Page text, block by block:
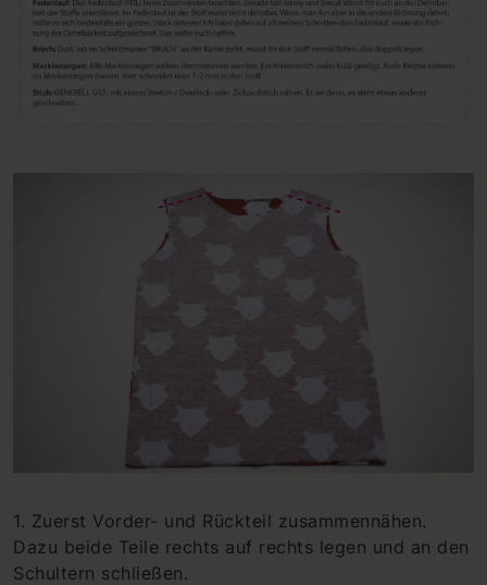
1. Zuerst Vorder- und Rückteil zusammennähen.
Dazu beide Teile rechts auf rechts legen und an den
Schultern schließen.